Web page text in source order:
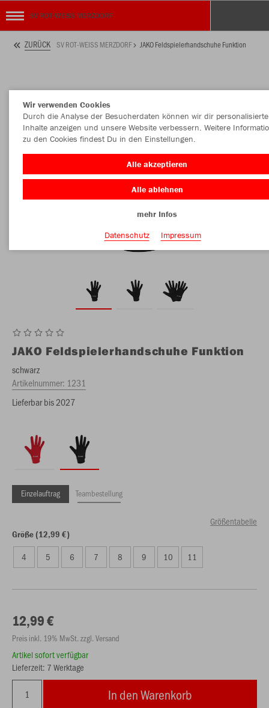
SV ROT-WEISS MERZDORF
ZURÜCK SV ROT-WEISS MERZDORF JAKO Feldspielerhandschuhe Funktion
JAKO Feldspielerhandschuhe Funktion
schwarz
Artikelnummer: 1231
Lieferbar bis 2027
Einzelauftrag Teambestellung
Größentabelle
Größe (12,99 €)
4 5 6 7 8 9 10 11
12,99 €
Preis inkl. 19% MwSt. zzgl. Versand
Artikel sofort verfügbar
Lieferzeit: 7 Werktage
In den Warenkorb
Wir verwenden Cookies
Durch die Analyse der Besucherdaten können wir dir personalisierte
Inhalte anzeigen und unsere Website verbessern. Weitere
zu den Cookies findest Du in den Einstellungen.
Alle akzeptieren
Alle ablehnen
mehr Infos
Datenschutz
Impressum